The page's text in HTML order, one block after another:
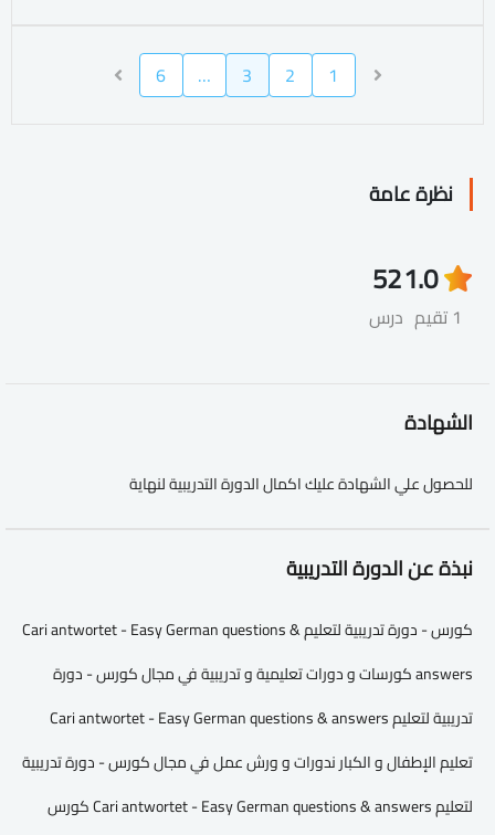
1
2
3
…
6
نظرة عامة
1.0
1 تقيم
52
درس
الشهادة
للحصول علي الشهادة عليك اكمال الدورة التدريبية لنهاية
نبذة عن الدورة التدريبية
كورس - دورة تدريبية لتعليم Cari antwortet - Easy German questions &
answers كورسات و دورات تعليمية و تدريبية في مجال كورس - دورة
تدريبية لتعليم Cari antwortet - Easy German questions & answers
تعليم الإطفال و الكبار ندورات و ورش عمل في مجال كورس - دورة تدريبية
لتعليم Cari antwortet - Easy German questions & answers كورس